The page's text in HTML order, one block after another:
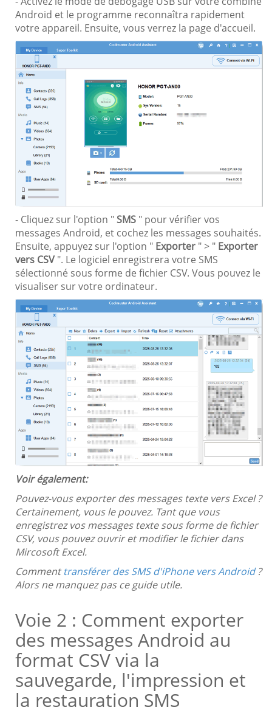
Android et le programme reconnaîtra rapidement
votre appareil. Ensuite, vous verrez la page d'accueil.
- Cliquez sur l'option "SMS " pour vérifier vos
messages Android, et cochez les messages souhaités.
Ensuite, appuyez sur l'option " Exporter " > " Exporter
vers CSV ". Le logiciel enregistrera votre SMS
sélectionné sous forme de fichier CSV. Vous pouvez le
visualiser sur votre ordinateur.
Voir également:
Pouvez-vous exporter des messages texte vers Excel ?
Certainement, vous le pouvez. Tant que vous
enregistrez vos messages texte sous forme de fichier
CSV, vous pouvez ouvrir et modifier le fichier dans
Mircosoft Excel.
Commenttransférer des SMS d'iPhone vers Android?
Alors ne manquez pas ce guide utile.
Voie 2 : Comment exporter
des messages Android au
format CSV via la
sauvegarde, l'impression et
la restauration SMS